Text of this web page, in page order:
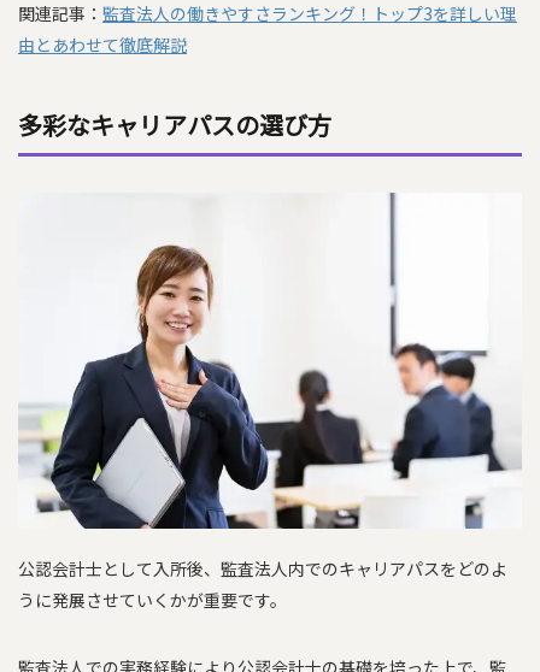
関連記事： 監査法人の働きやすさランキング！トップ3を詳しい理
由とあわせて徹底解説
多彩なキャリアパスの選び方
公認会計士として入所後、監査法人内でのキャリアパスをどのよ
うに発展させていくかが重要です。